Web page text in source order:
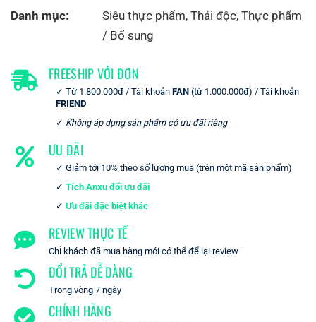
Danh mục: Siêu thực phẩm, Thải độc, Thực phẩm
/ Bổ sung
FREESHIP VỚI ĐƠN
Từ 1.800.000đ / Tài khoản FAN (từ 1.000.000đ) / Tài khoản
FRIEND
Không áp dụng sản phẩm có ưu đãi riêng
ƯU ĐÃI
Giảm tới 10% theo số lượng mua (trên một mã sản phẩm)
Tích Anxu đổi ưu đãi
Ưu đãi đặc biệt khác
REVIEW THỰC TẾ
Chỉ khách đã mua hàng mới có thể để lại review
ĐỔI TRẢ DỄ DÀNG
Trong vòng 7 ngày
CHÍNH HÃNG